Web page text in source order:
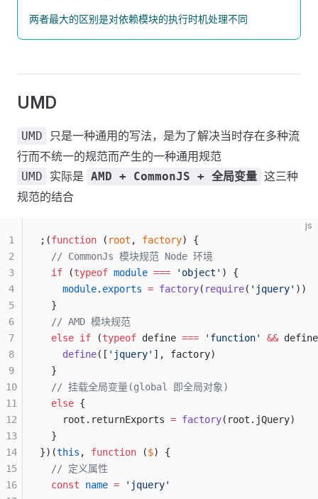
两者最大的区别是对依赖模块的执行时机处理不同
UMD
UMD
只是一种通用的写法，是为了解决当时存在多种流
行而不统一的规范而产生的一种通用规范
UMD 实际是 AMD + CommonJS + 全局变量 这三种
规范的结合
js
;(function ( root , factory) {
  // CommonJs 模块规范 Node 环境
  if
(typeof module === 'object' ) {
    module
. exports = factory( require( 'jquery' ))
  }
  // AMD 模块规范
  else
if (typeof define === 'function' &&
    define
([ 'jquery' ], factory)
  }
  // 挂载全局变量(global 即全局对象)
  else
{
    root.returnExports
= factory(root.jQuery)
  }
})(this , function ($) {
  // 定义属性
  const
name = 'jquery'
1
2
3
4
5
6
7
8
9
10
11
12
13
14
15
16